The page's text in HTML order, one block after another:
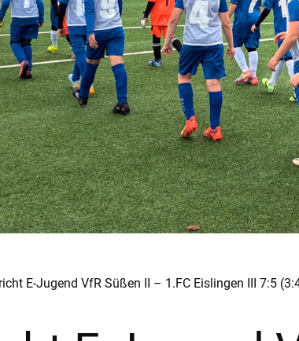
E-Jugend VfR Süßen II – 1.FC Eislingen III 7:5